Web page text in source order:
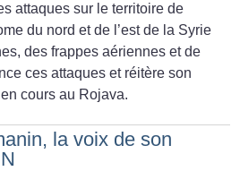
attaques sur le territoire de
du nord et de l’est de la Syrie
des frappes aériennes et de
ces attaques et réitère son
cours au Rojava.
la voix de son